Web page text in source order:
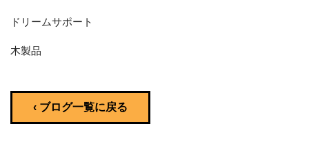
ドリームサポート
木製品
‹ ブログ一覧に戻る